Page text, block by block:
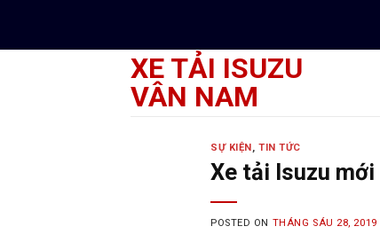
content
XE TẢI ISUZU
VÂN NAM
SỰ KIỆN,TIN TỨC
Xe tải Isuzu
POSTED ON THÁNG SÁU 28, 2019